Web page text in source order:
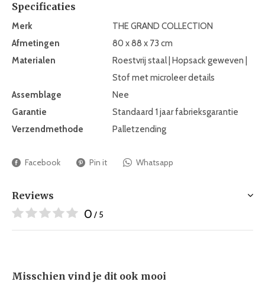
Specificaties
Merk
THE GRAND COLLECTION
Afmetingen
80 x 88 x 73 cm
Materialen
Roestvrij staal | Hopsack geweven |
Stof met microleer details
Assemblage
Nee
Garantie
Standaard 1 jaar fabrieksgarantie
Verzendmethode
Palletzending
Facebook Pin it Whatsapp
Reviews
0 / 5
Misschien vind je dit ook mooi